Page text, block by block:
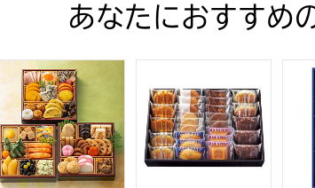
あなたにおすすめ
段重「饗宴」(きょうえん)【4〜5人前・77品
ップバリュ 和風三段重「慶」(よろこび)【3〜4
ファクトリーシン エクセ
ア